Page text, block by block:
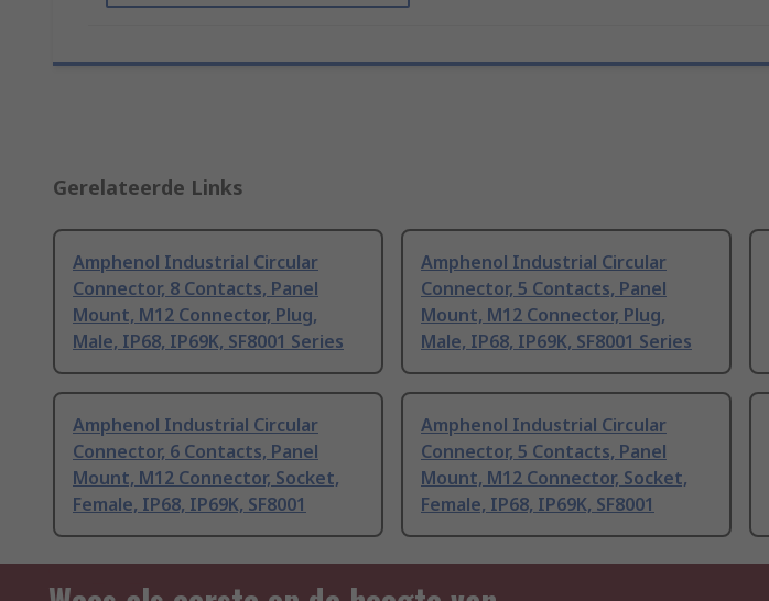
Gerelateerde Links
Amphenol Industrial Circular
Connector, 8 Contacts, Panel
Mount, M12 Connector, Plug,
Male, IP68, IP69K, SF8001 Series
Amphenol Industrial Circular
Connector, 5 Contacts, Panel
Mount, M12 Connector, Plug,
Male, IP68, IP69K, SF8001 Series
Amphenol Industrial Circular
Connector, 6 Contacts, Panel
Mount, M12 Connector, Socket,
Female, IP68, IP69K, SF8001
Amphenol Industrial Circular
Connector, 5 Contacts, Panel
Mount, M12 Connector, Socket,
Female, IP68, IP69K, SF8001